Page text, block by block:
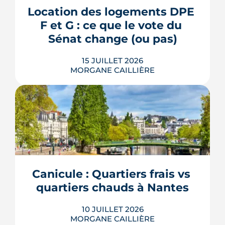
plantée, débaptisée au profit d'Aimée
Lallement, féministe et résistante.
LIRE L'ARTICLE
Location des logements DPE
F et G : ce que le vote du
Sénat change (ou pas)
15 JUILLET 2026
MORGANE CAILLIÈRE
La location des logements DPE F et G
revient au cœur du débat : le 8 juillet
2026, le Sénat a voté des dérogations à
leur interdiction de mise en location.
cas des copropriétés, baux en cours :
voici ce que le texte prévoit réellement,
et surtout ce qu...
LIRE L'ARTICLE
Canicule : Quartiers frais vs
quartiers chauds à Nantes
10 JUILLET 2026
MORGANE CAILLIÈRE